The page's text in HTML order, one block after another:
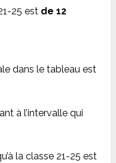
25 est de 12
dans le tableau est
à l’intervalle qui
la classe 21-25 est